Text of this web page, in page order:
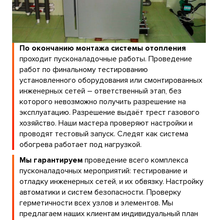
По окончанию монтажа системы отопления
проходит пусконаладочные работы. Проведение
работ по финальному тестированию
установленного оборудования или смонтированных
инженерных сетей – ответственный этап, без
которого невозможно получить разрешение на
эксплуатацию. Разрешение выдаёт трест газового
хозяйство. Наши мастера проверяют настройки и
проводят тестовый запуск. Следят как система
обогрева работает под нагрузкой.
Мы гарантируем проведение всего комплекса
пусконаладочных мероприятий: тестирование и
отладку инженерных сетей, и их обвязку. Настройку
автоматики и систем безопасности. Проверку
герметичности всех узлов и элементов. Мы
предлагаем наших клиентам индивидуальный план